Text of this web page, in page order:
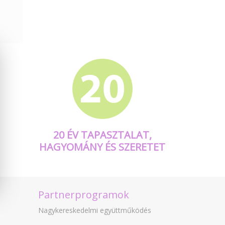
20 ÉV TAPASZTALAT,
HAGYOMÁNY ÉS SZERETET
Partnerprogramok
Nagykereskedelmi együttműködés